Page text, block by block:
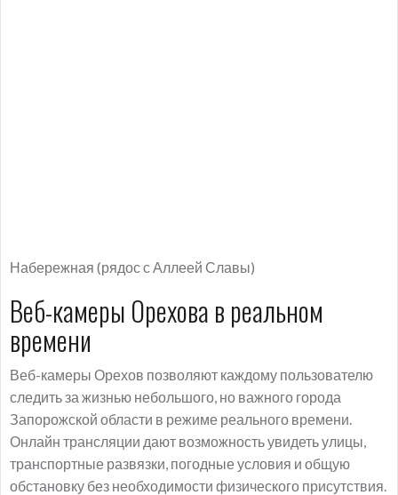
Набережная (рядос с Аллеей Славы)
Веб-камеры Орехова в реальном
времени
Веб-камеры Орехов позволяют каждому пользователю
следить за жизнью небольшого, но важного города
Запорожской области в режиме реального времени.
Онлайн трансляции дают возможность увидеть улицы,
транспортные развязки, погодные условия и общую
обстановку без необходимости физического присутствия.